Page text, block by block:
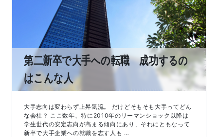
第二新卒で大手への転職 成功するの
はこんな人
大手志向は変わらず上昇気流。 だけどそもそも大手ってどん
な会社？ ここ数年、特に2010年のリーマンショック以降は
学生世代の安定志向が高まる傾向にあり、それにともなって
新卒で大手企業への就職を志す人も …